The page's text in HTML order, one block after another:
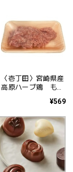
〈壱丁田〉宮崎県産
高原ハーブ鶏 もも
¥569